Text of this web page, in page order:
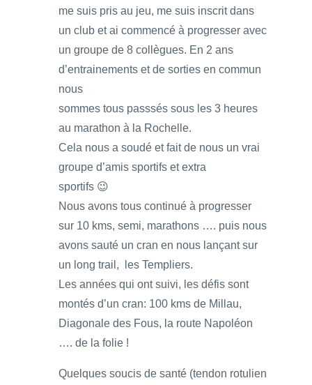
me suis pris au jeu, me suis inscrit dans
un club et ai commencé à progresser avec
un groupe de 8 collègues. En 2 ans
d’entrainements et de sorties en commun
nous
sommes tous passsés sous les 3 heures
au marathon à la Rochelle.
Cela nous a soudé et fait de nous un vrai
groupe d’amis sportifs et extra
sportifs 😉
Nous avons tous continué à progresser
sur 10 kms, semi, marathons …. puis nous
avons sauté un cran en nous lançant sur
un long trail, les Templiers.
Les années qui ont suivi, les défis sont
montés d’un cran: 100 kms de Millau,
Diagonale des Fous, la route Napoléon
…. de la folie !
Quelques soucis de santé (tendon rotulien